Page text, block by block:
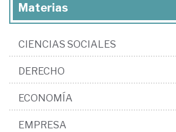
Materias
CIENCIAS SOCIALES
DERECHO
ECONOMÍA
EMPRESA